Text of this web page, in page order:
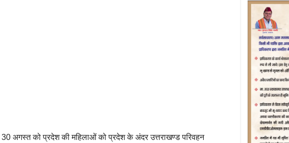
30 अगस्त को प्रदेश की महिलाओं को प्रदेश के अंदर उत्तराखण्ड परिवहन